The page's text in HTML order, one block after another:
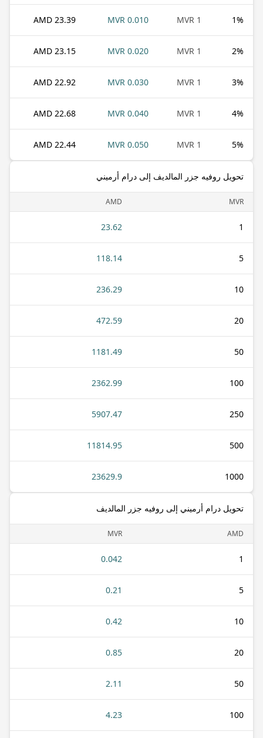
1%
1 MVR
0.010 MVR
23.39 AMD
2%
1 MVR
0.020 MVR
23.15 AMD
3%
1 MVR
0.030 MVR
22.92 AMD
4%
1 MVR
0.040 MVR
22.68 AMD
5%
1 MVR
0.050 MVR
22.44 AMD
تحويل روفيه جزر المالديف إلى درام أرميني
MVR
AMD
1
23.62
5
118.14
10
236.29
20
472.59
50
1181.49
100
2362.99
250
5907.47
500
11814.95
1000
23629.9
تحويل درام أرميني إلى روفيه جزر المالديف
AMD
MVR
1
0.042
5
0.21
10
0.42
20
0.85
50
2.11
100
4.23